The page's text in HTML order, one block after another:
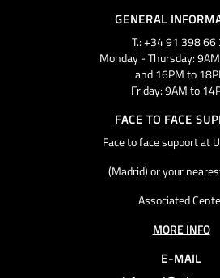
GENERAL
T.: +34 91 398 66
Monday - Thursday:
and 16PM to
Friday: 9AM to
FACE TO FACE
Face to face support at
(Madrid) or your
Associated
MORE INFO
E-MAIL